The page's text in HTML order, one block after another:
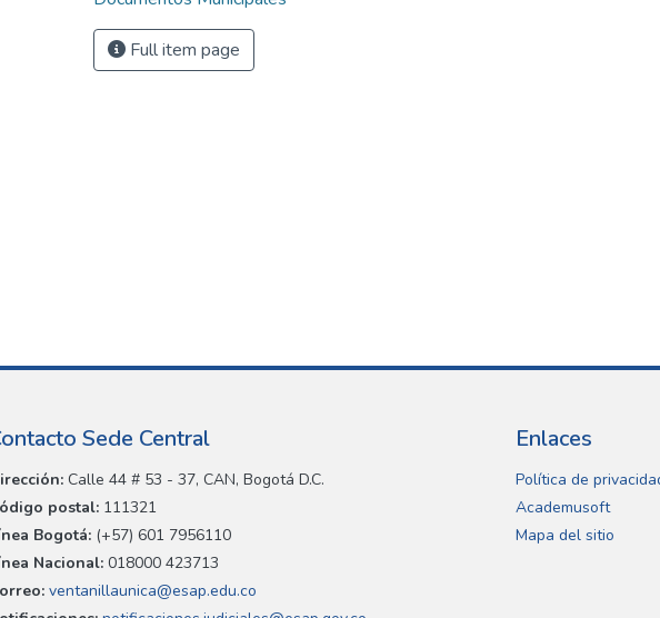
Full item page
Sede Central
Calle 44 # 53 - 37, CAN, Bogotá D.C.
postal: 111321
Bogotá: (+57) 601 7956110
Nacional: 018000 423713
ventanillaunica@esap.edu.co
Enlaces
Política de
Academusoft
Mapa del sitio